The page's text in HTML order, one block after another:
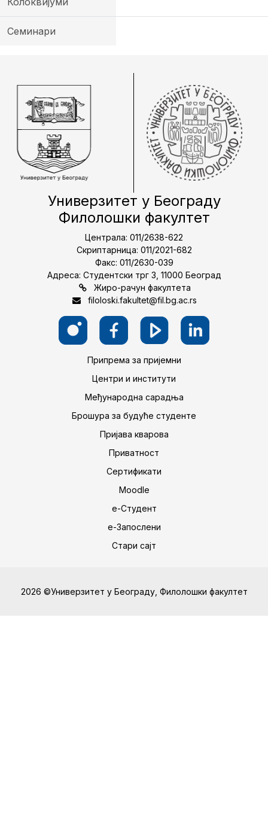
Семинари
Универзитет у Београду
Филолошки факултет
Централа: 011/2638-622
Скриптарница: 011/2021-682
Факс: 011/2630-039
Адреса: Студентски трг 3, 11000 Београд
Жиро-рачун факултета
filoloski.fakultet@fil.bg.ac.rs
Припрема за пријемни
Центри и институти
Међународна сарадња
Брошура за будуће студенте
Пријава кварова
Приватност
Сертификати
Moodle
е-Студент
е-Запослени
Стари сајт
2026 ©Универзитет у Београду, Филолошки факултет